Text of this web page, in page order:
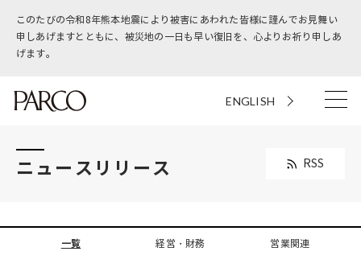
このたびの令和8年熊本地震により被害にあわれた皆様に謹んでお見舞い
申しあげますとともに、被災地の一日も早い復旧を、心よりお祈り申しあ
げます。
ENGLISH
ニュースリリース RSS
一覧 経営・財務 営業関連